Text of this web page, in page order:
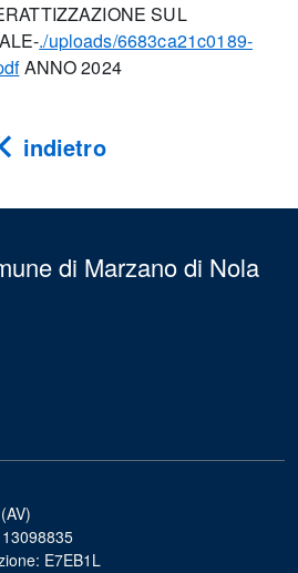
SUL
./uploads/6683ca21c0189-
ANNO 2024
indietro
di Marzano di Nola
E7EB1L